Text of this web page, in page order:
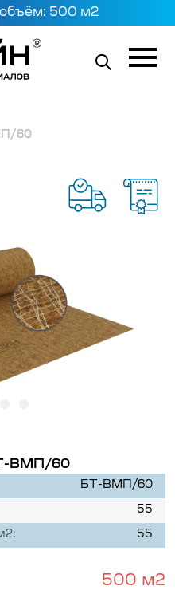
60
ВМП/60
БТ-ВМП/60
55
55
500 м2
500 м2